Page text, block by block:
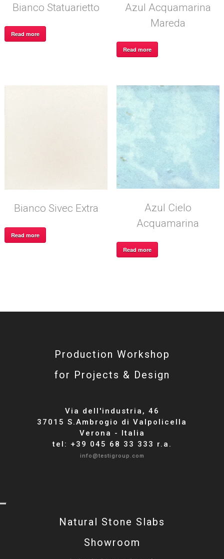
Bianco Statuarietto
Read more
Azul Acquamarina
Mareda
Read more
Bianco Sivec Extra
Read more
Azul Cielo
Acquamarina
Read more
Production Workshop
for Projects & Design
Via dell'industria, 46
37015 S.Ambrogio di Valpolicella
Verona - Italia
tel: +39 045 68 33 333 r.a.
info@testigroup.com
Natural Stone Slabs
Showroom